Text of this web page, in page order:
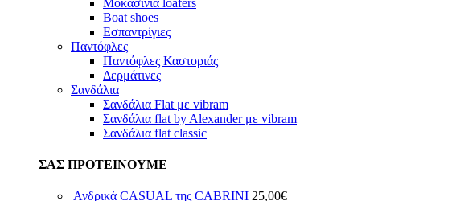
Boat shoes
Εσπαντρίγιες
Παντόφλες
Παντόφλες Καστοριάς
Δερμάτινες
Σανδάλια
Σανδάλια Flat με vibram
Σανδάλια flat by Alexander με vibram
Σανδάλια flat classic
ΣΑΣ ΠΡΟΤΕΙΝΟΥΜΕ
Ανδρικά CASUAL της CABRINI 25,00€